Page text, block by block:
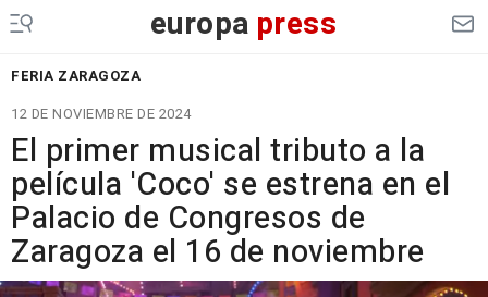
europa press
FERIA ZARAGOZA
12 DE NOVIEMBRE DE 2024
El primer musical tributo a la
película 'Coco' se estrena en el
Palacio de Congresos de
Zaragoza el 16 de noviembre